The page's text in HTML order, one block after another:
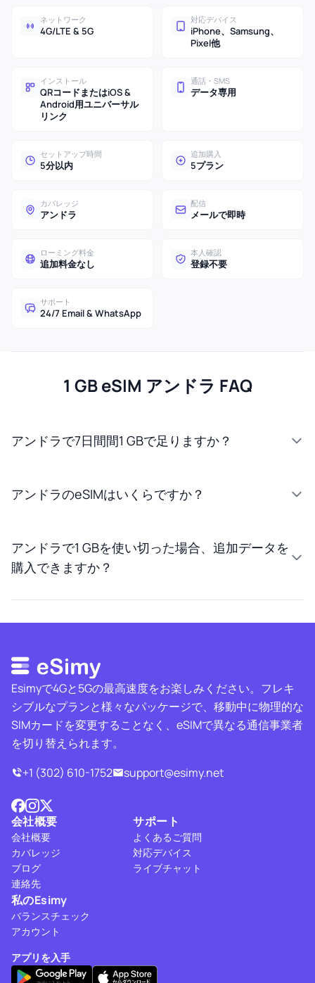
ネットワーク
4G/LTE & 5G
対応デバイス
iPhone、Samsung、
Pixel他
インストール
QRコードまたはiOS &
Android用ユニバーサル
リンク
通話・SMS
データ専用
セットアップ時間
5分以内
追加購入
5プラン
カバレッジ
アンドラ
配信
メールで即時
ローミング料金
追加料金なし
本人確認
登録不要
サポート
24/7 Email & WhatsApp
1 GB eSIM アンドラ FAQ
アンドラで7日間間1 GBで足りますか？
アンドラのeSIMはいくらですか？
アンドラで1 GBを使い切った場合、追加データを
購入できますか？
Esimyで4Gと5Gの最高速度をお楽しみください。フレキ
シブルなプランと様々なパッケージで、移動中に物理的な
SIMカードを変更することなく、eSIMで異なる通信事業者
を切り替えられます。
+1 (302) 610-1752
support@esimy.net
会社概要
会社概要
カバレッジ
ブログ
連絡先
サポート
よくあるご質問
対応デバイス
ライブチャット
私のEsimy
バランスチェック
アカウント
アプリを入手